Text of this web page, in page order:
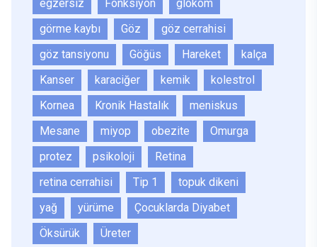
egzersiz
Fonksiyon
glokom
görme kaybı
Göz
göz cerrahisi
göz tansiyonu
Göğüs Hareket
kalça
Kanser
karaciğer kemik
kolestrol
Kornea
Kronik Hastalık
meniskus
Mesane
miyop obezite
Omurga
protez
psikoloji
Retina
retina cerrahisi
Tip 1
topuk dikeni
yağ
yürüme
Çocuklarda Diyabet
Öksürük
Üreter